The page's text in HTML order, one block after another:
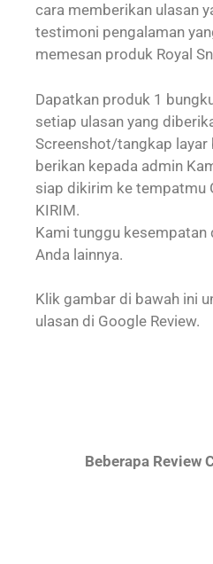
cara memberikan ulasan
testimoni pengalaman
memesan produk Royal
Dapatkan produk 1
setiap ulasan yang
Screenshot/tangkap layar
berikan kepada admin
siap dikirim ke tempatmu
KIRIM.
Kami tunggu kesempatan
Anda lainnya.
Klik gambar di bawah ini
ulasan di Google Review.
Beberapa Review